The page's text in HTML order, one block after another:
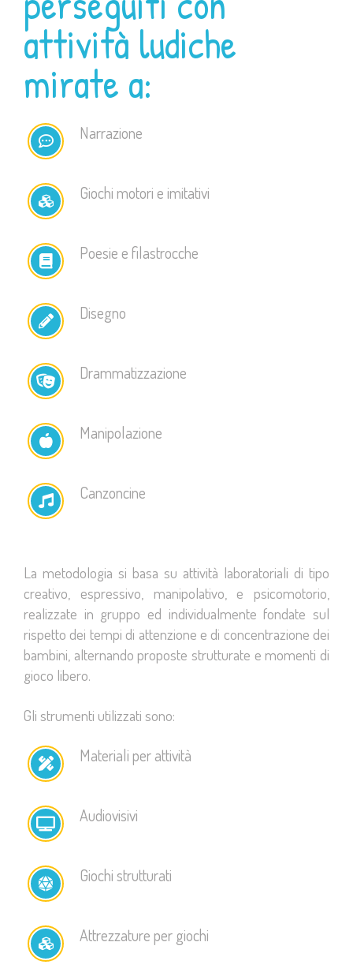
attività ludiche
mirate a:
Narrazione
Giochi motori e imitativi
Poesie e filastrocche
Disegno
Drammatizzazione
Manipolazione
Canzoncine
La metodologia si basa su attività laboratoriali di tipo
creativo, espressivo, manipolativo, e psicomotorio,
realizzate in gruppo ed individualmente fondate sul
rispetto dei tempi di attenzione e di concentrazione dei
bambini, alternando proposte strutturate e momenti di
gioco libero.
Gli strumenti utilizzati sono:
Materiali per attività
Audiovisivi
Giochi strutturati
Attrezzature per giochi